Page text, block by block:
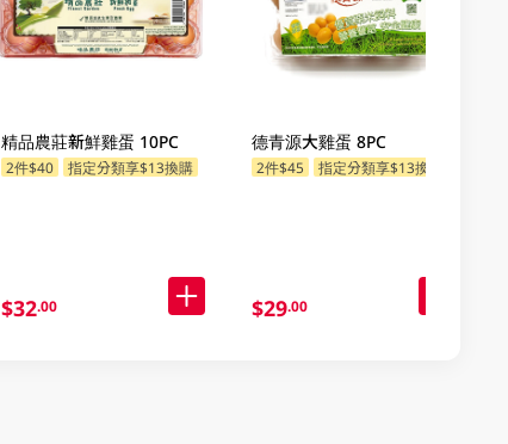
精品農莊新鮮雞蛋 10PC
2件$40 指定分類享$13換購
$32.00
德青源大雞蛋 8PC
2件$45 指定分類享$13換購
$29.00